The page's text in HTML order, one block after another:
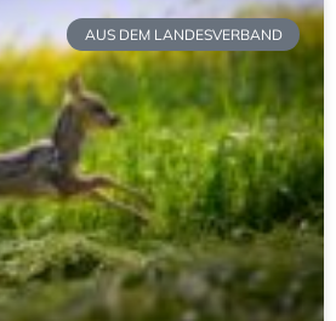
AUS DEM LANDESVERBAND